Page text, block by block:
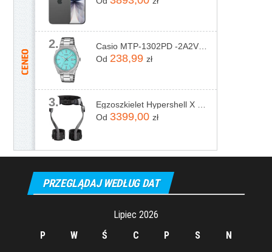
2.
Od 238,99 zł
3.
Od 3399,00 zł
PRZEGLĄDAJ WEDŁUG DAT
Lipiec 2026
P
W Ś C P S N